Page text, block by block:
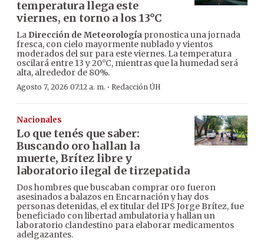
temperatura llega este
viernes, en torno a los 13°C
La Dirección de Meteorología pronostica una jornada
fresca, con cielo mayormente nublado y vientos
moderados del sur para este viernes. La temperatura
oscilará entre 13 y 20°C, mientras que la humedad será
alta, alrededor de 80%.
Agosto 7, 2026 07:12 a. m. · Redacción ÚH
Nacionales
Lo que tenés que saber:
Buscando oro hallan la
muerte, Brítez libre y
laboratorio ilegal de tirzepatida
Dos hombres que buscaban comprar oro fueron
asesinados a balazos en Encarnación y hay dos
personas detenidas, el ex titular del IPS Jorge Brítez, fue
beneficiado con libertad ambulatoria y hallan un
laboratorio clandestino para elaborar medicamentos
adelgazantes.